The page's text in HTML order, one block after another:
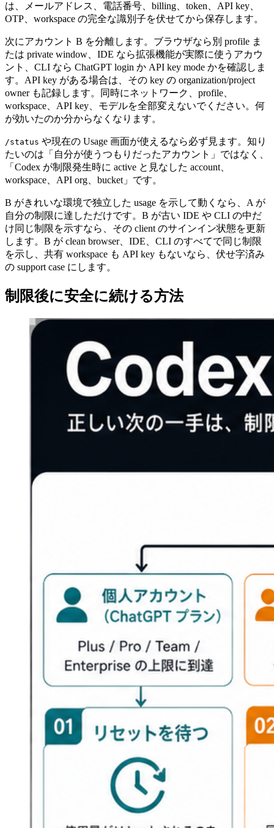
は、メールアドレス、電話番号、billing、token、API key、
OTP、workspace の完全な識別子を伏せてから保存します。
次にアカウント B を分離します。ブラウザなら別 profile ま
たは private window、IDE なら拡張機能が実際に使うアカウ
ント、CLI なら ChatGPT login か API key mode かを確認しま
す。API key がある場合は、その key の organization/project
owner も記録します。同時にネットワーク、profile、
workspace、API key、モデルを全部変えないでください。何
が効いたのか分からなくなります。
/status や現在の Usage 画面が使えるなら必ず見ます。知り
たいのは「自分が使うつもりだったアカウント」ではなく、
「Codex が制限発生時に active と見なした account、
workspace、API org、bucket」です。
B がきれいな環境で独立した usage を示して動くなら、A が
自分の制限に達しただけです。B が古い IDE や CLI の中だ
け同じ制限を示すなら、その client のサインイン状態を更新
します。B が clean browser、IDE、CLI のすべてで同じ制限
を示し、共有 workspace も API key もないなら、伏せ字済み
の support case にします。
制限後に安全に続ける方法